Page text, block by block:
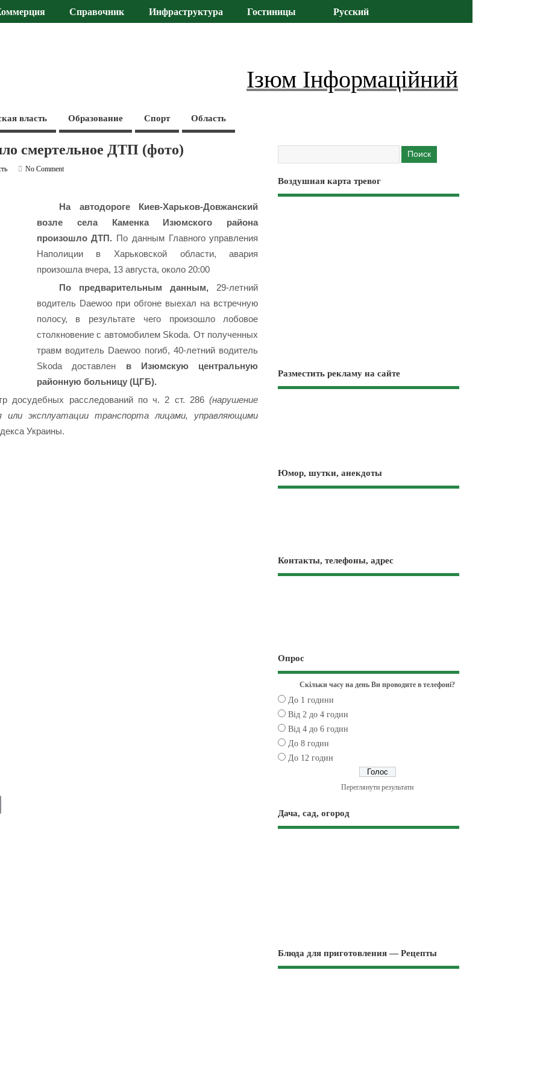
Справочник Инфраструктура Гостиницы Русский
Ізюм Інформаційний
власть Образование Спорт Область
смертельное ДТП (фото)
No Comment
На автодороге Киев-Харьков-Довжанский
возле села Каменка Изюмского района
произошло ДТП. По данным Главного управления
Наполиции в Харьковской области, авария
произошла вчера, 13 августа, около 20:00
По предварительным данным, 29-летний
водитель Daewoo при обгоне выехал на встречную
полосу, в результате чего произошло лобовое
столкновение с автомобилем Skoda. От полученных
травм водитель Daewoo погиб, 40-летний водитель
Skoda доставлен в Изюмскую центральную
районную больницу (ЦГБ).
досудебных расследований по ч. 2 ст. 286(нарушение
или эксплуатации транспорта лицами, управляющими
Украины.
Воздушная карта тревог
Разместить рекламу на сайте
Юмор, шутки, анекдоты
Контакты, телефоны, адрес
Опрос
Скільки часу на день Ви проводите в телефоні?
До 1 години
Від 2 до 4 годин
Від 4 до 6 годин
До 8 годин
До 12 годин
Переглянути результати
Дача, сад, огород
Блюда для приготовления — Рецепты